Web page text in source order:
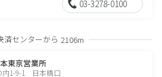
03-3278-0100
済センターから 2106m
東京営業所
内1-9-1 日本橋口